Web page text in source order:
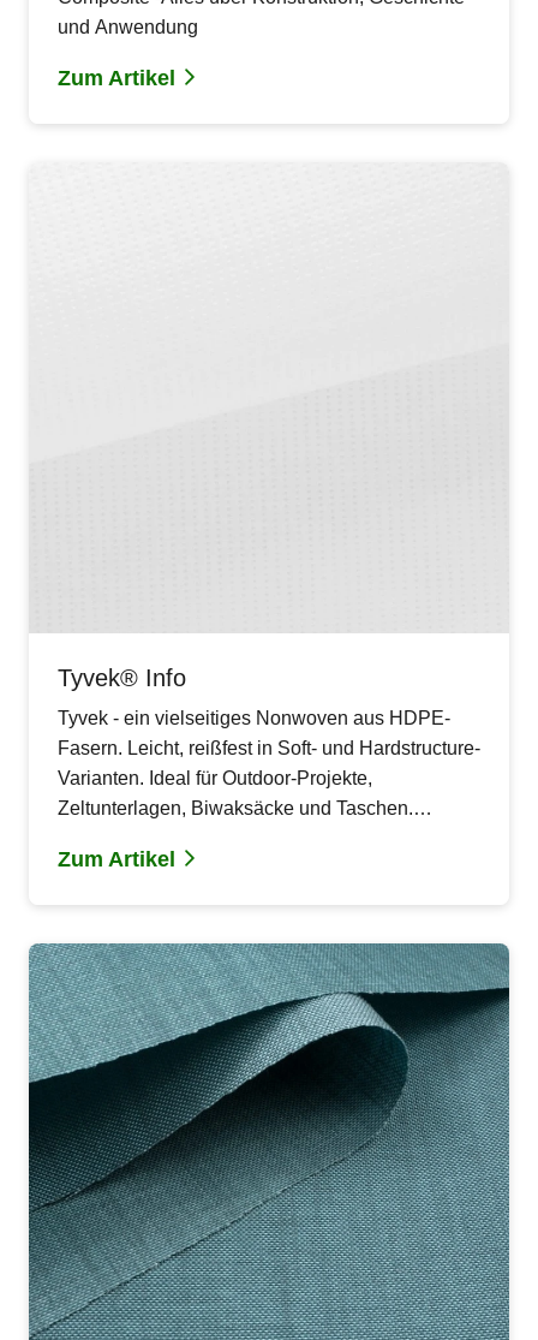
und Anwendung
Zum Artikel
Tyvek® Info
Tyvek - ein vielseitiges Nonwoven aus HDPE-
Fasern. Leicht, reißfest in Soft- und Hardstructure-
Varianten. Ideal für Outdoor-Projekte,
Zeltunterlagen, Biwaksäcke und Taschen.
Zum Artikel